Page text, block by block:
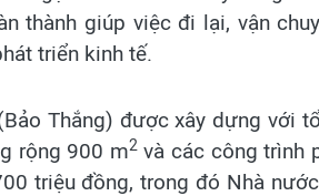
thành giúp việc đi lại, vận
triển kinh tế.
Thắng) được xây dựng với
rộng 900 m2và các công trình
triệu đồng, trong đó Nhà